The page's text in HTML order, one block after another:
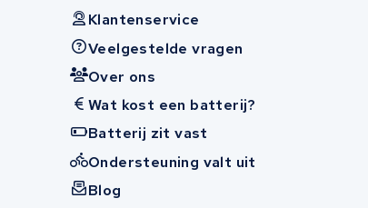
Klantenservice
Veelgestelde vragen
Over ons
Wat kost een batterij?
Batterij zit vast
Ondersteuning valt uit
Blog